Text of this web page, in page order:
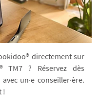
directement sur
TM7 ? Réservez dès
un·e conseiller·ère.
!